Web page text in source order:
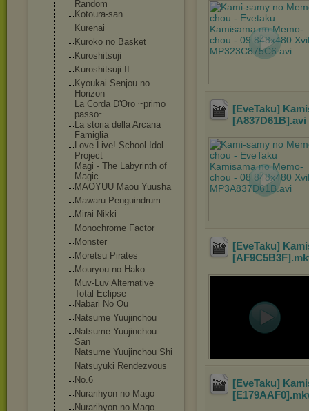
Random
Kotoura-san
Kurenai
Kuroko no Basket
Kuroshitsuji
Kuroshitsuji II
Kyoukai Senjou no
Horizon
La Corda D'Oro ~primo
passo~
La storia della Arcana
Famiglia
Love Live! School Idol
Project
Magi - The Labyrinth of
Magic
MAOYUU Maou Yuusha
Mawaru Penguindrum
Mirai Nikki
Monochrome Factor
Monster
Moretsu Pirates
Mouryou no Hako
Muv-Luv Alternative
Total Eclipse
Nabari No Ou
Natsume Yuujinchou
Natsume Yuujinchou
San
Natsume Yuujinchou Shi
Natsuyuki Rendezvous
No.6
Nurarihyon no Mago
Nurarihyon no Mago
[EveTaku]
[A837D61B] .avi
[EveTaku]
[AF9C5B3F]
[EveTaku]
[E179AAF0]